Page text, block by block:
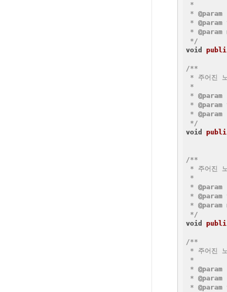
*
* @param
* @param
* @param
*/
void
/**
* 주어진
*
* @param
* @param
* @param
*/
void
/**
* 주어진
*
* @param
* @param
* @param
*/
void
/**
* 주어진
*
* @param
* @param
* @param